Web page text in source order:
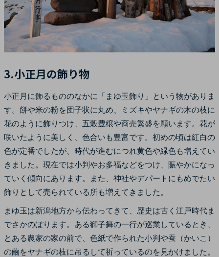
3.小正月の飾り物
小正月に飾るもののなかに「まゆ玉飾り」という物がありま
す。餅や米の粉を団子状に丸め、ミズキやヤナギの木の枝に
花のように飾りつけ、五穀豊穣や商売繁盛を願います。花が
咲いたように美しく、色合いも豊富です。初めの頃は紅白の
色が定番でしたが、時代が進むにつれ黄色や緑色も増えてい
きました。現在では小判やお多福などをつけ、賑やかになっ
ていく傾向にあります。また、神社やデパートにもめでたい
飾りとして売られている所も増えてきました。
まゆ玉は新潟地方から伝わってきて、歴史は古く江戸時代ま
でさかのぼります。ある獅子舞の一行が巡業しているとき、
とある農家の家の前で、色紙で作られた小判や蚕（かいこ）
の繭をヤナギの枝に吊るして祈っているのを見かけました。